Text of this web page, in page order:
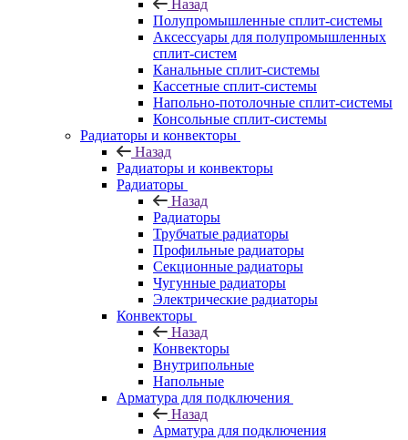
Назад
Полупромышленные сплит-системы
Аксессуары для полупромышленных
сплит-систем
Канальные сплит-системы
Кассетные сплит-системы
Напольно-потолочные сплит-системы
Консольные сплит-системы
Радиаторы и конвекторы
Назад
Радиаторы и конвекторы
Радиаторы
Назад
Радиаторы
Трубчатые радиаторы
Профильные радиаторы
Секционные радиаторы
Чугунные радиаторы
Электрические радиаторы
Конвекторы
Назад
Конвекторы
Внутрипольные
Напольные
Арматура для подключения
Назад
Арматура для подключения